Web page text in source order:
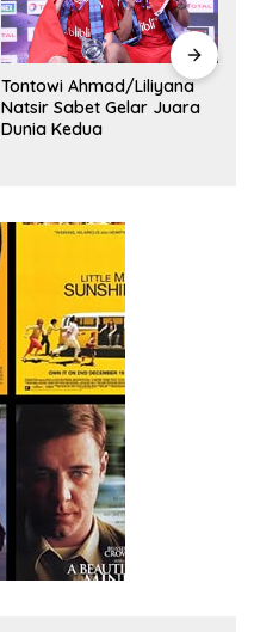
Tontowi Ahmad/Liliyana
Natsir Sabet Gelar Juara
Dunia Kedua